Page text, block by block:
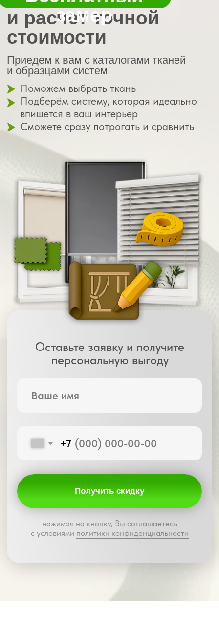
01
Выезд специалиста
с образцами
Привезём ткани, фурнитуру, типы креплений.
Всё можно потрогать и сравнить на месте
в подборе
Мы учитываем: интерьер, освещённость,
03
Установка
в удобное время
Опытные мастера аккуратно и быстро
установят шторы.Чисто, точно, надёжно
06
на нашем производстве
Ваш заказ передаётся в работу. Никаких
Замер и точный
расчёт стоимости
Без скрытых цен — вы сразу узнаете,
сколько стоит весь проект